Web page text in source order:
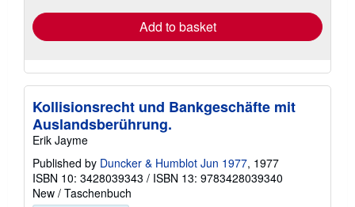
Add to basket
Kollisionsrecht und Bankgeschäfte mit
Auslandsberührung.
Erik Jayme
Published by Duncker & Humblot Jun 1977, 1977
ISBN 10: 3428039343 / ISBN 13: 9783428039340
New / Taschenbuch